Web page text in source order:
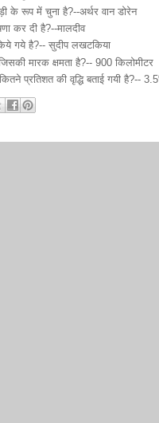
के रूप में चुना है?--अर्थर वान डोरेन
कर दी है?--मालदीव
गये है?-- सुदीप लखटकिया
मारक क्षमता है?-- 900 किलोमीटर
प्रतिशत की वृद्धि बताई गयी है?--